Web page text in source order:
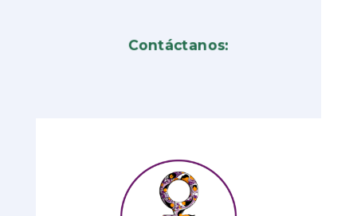
Contáctanos: